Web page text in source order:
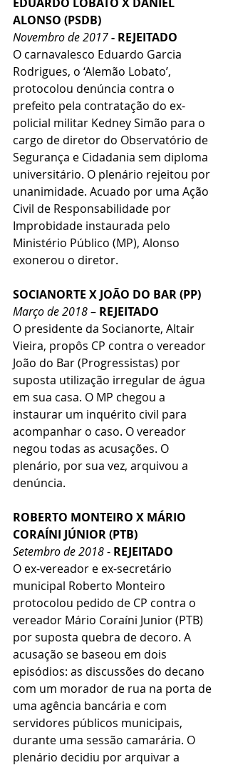
ALONSO (PSDB)
Novembro de 2017 - REJEITADO
O carnavalesco Eduardo Garcia
Rodrigues, o ‘Alemão Lobato’,
protocolou denúncia contra o
prefeito pela contratação do ex-
policial militar Kedney Simão para o
cargo de diretor do Observatório de
Segurança e Cidadania sem diploma
universitário. O plenário rejeitou por
unanimidade. Acuado por uma Ação
Civil de Responsabilidade por
Improbidade instaurada pelo
Ministério Público (MP), Alonso
exonerou o diretor.
SOCIANORTE X JOÃO DO BAR (PP)
Março de 2018 – REJEITADO
O presidente da Socianorte, Altair
Vieira, propôs CP contra o vereador
João do Bar (Progressistas) por
suposta utilização irregular de água
em sua casa. O MP chegou a
instaurar um inquérito civil para
acompanhar o caso. O vereador
negou todas as acusações. O
plenário, por sua vez, arquivou a
denúncia.
ROBERTO MONTEIRO X MÁRIO
CORAÍNI JÚNIOR (PTB)
Setembro de 2018 - REJEITADO
O ex-vereador e ex-secretário
municipal Roberto Monteiro
protocolou pedido de CP contra o
vereador Mário Coraíni Junior (PTB)
por suposta quebra de decoro. A
acusação se baseou em dois
episódios: as discussões do decano
com um morador de rua na porta de
uma agência bancária e com
servidores públicos municipais,
durante uma sessão camarária. O
plenário decidiu por arquivar a